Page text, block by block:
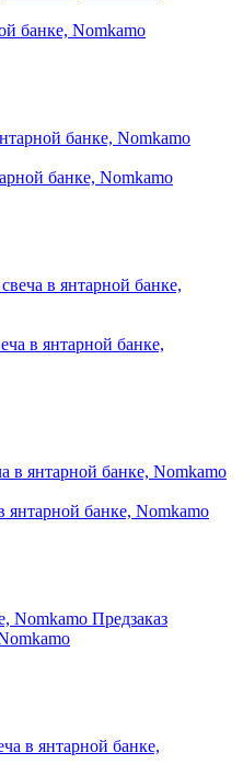
банке, Nomkamo
банке, Nomkamo
в янтарной банке,
банке, Nomkamo
Предзаказ